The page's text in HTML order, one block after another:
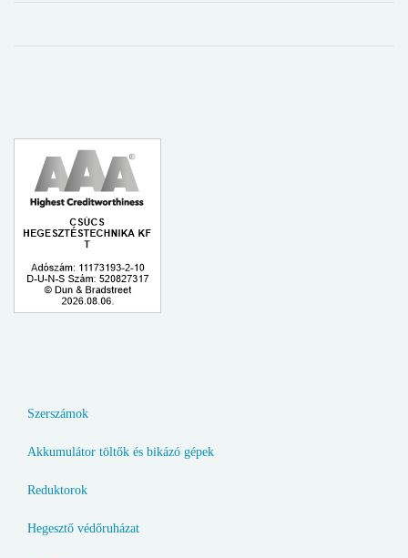
Szerszámok
Akkumulátor töltők és bikázó gépek
Reduktorok
Hegesztő védőruházat